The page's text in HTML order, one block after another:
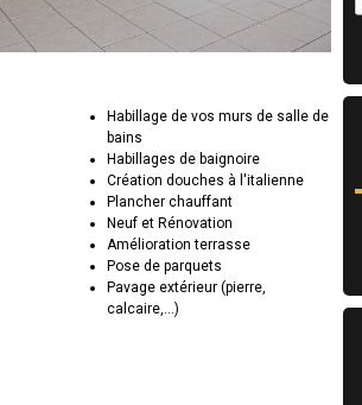
Habillage de vos murs de salle de
bains
Habillages de baignoire
Création douches à l'italienne
Plancher chauffant
Neuf et Rénovation
Amélioration terrasse
Pose de parquets
Pavage extérieur (pierre,
calcaire,...)